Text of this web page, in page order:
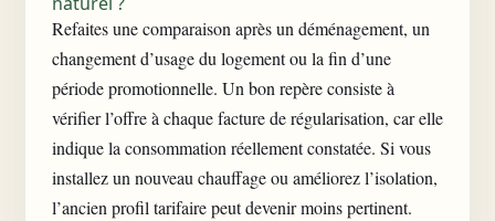
Refaites une comparaison après un déménagement, un
changement d’usage du logement ou la fin d’une
période promotionnelle. Un bon repère consiste à
vérifier l’offre à chaque facture de régularisation, car elle
indique la consommation réellement constatée. Si vous
installez un nouveau chauffage ou améliorez l’isolation,
l’ancien profil tarifaire peut devenir moins pertinent.